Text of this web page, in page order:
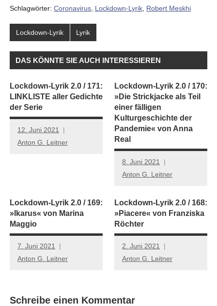
Schlagwörter: Coronavirus Lockdown-Lyrik Robert Meskhi
Lockdown-Lyrik Lyrik
DAS KÖNNTE SIE AUCH INTERESSIEREN
Lockdown-Lyrik 2.0 / 171:
LINKLISTE aller Gedichte
der Serie
12. Juni 2021
Anton G. Leitner
Lockdown-Lyrik 2.0 / 170:
»Die Strickjacke als Teil
einer fälligen
Kulturgeschichte der
Pandemie« von Anna
Real
8. Juni 2021
Anton G. Leitner
Lockdown-Lyrik 2.0 / 169:
»Ikarus« von Marina
Maggio
7. Juni 2021
Anton G. Leitner
Lockdown-Lyrik 2.0 / 168:
»Piacere« von Franziska
Röchter
2. Juni 2021
Anton G. Leitner
Schreibe einen Kommentar